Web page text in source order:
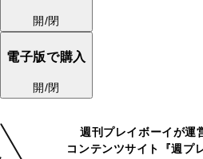
開/閉
電子版で購入
開/閉
週刊プレイボーイが運
コンテンツサイト『週プ